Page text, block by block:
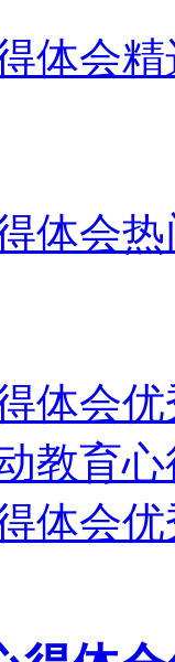
体会
体会
体会
教育
体会